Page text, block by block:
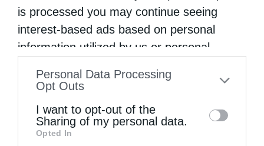
is processed you may continue seeing
interest-based ads based on personal
information utilized by us or personal
to your opt-out. You may separately opt-out
information by third parties on the IAB’s list
of downstream participants. This
Personal Data Processing
Opt Outs
I want to opt-out of the
Sharing of my personal data.
Opted In